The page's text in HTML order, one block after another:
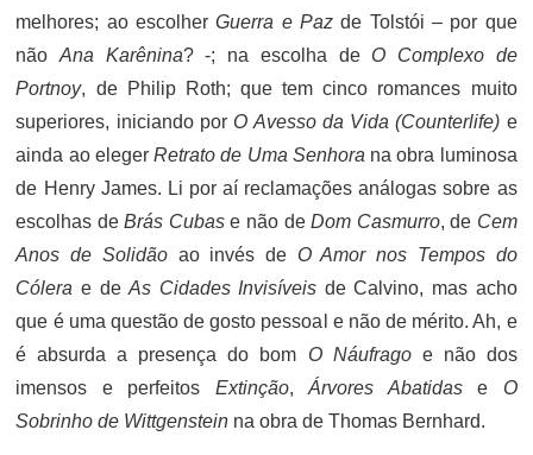
melhores; ao escolherGuerra e Paz de Tolstói – por que
nãoAna Karênina? -; na escolha de O Complexo de
Portnoy, de Philip Roth; que tem cinco romances muito
superiores, iniciando por O Avesso da Vida (Counterlife) e
ainda ao elegerRetrato de Uma Senhora na obra luminosa
de Henry James. Li por aí reclamações análogas sobre as
escolhas deBrás Cubase não deDom Casmurro, de Cem
Anos de Solidãoao invés de O Amor nos Tempos do
Cólera e deAs Cidades Invisíveis de Calvino, mas acho
que é uma questão de gosto pessoal e não de mérito. Ah, e
é absurda a presença do bom O Náufragoe não dos
imensos e perfeitos Extinção,Árvores Abatidase O
Sobrinho de Wittgenstein na obra de Thomas Bernhard.